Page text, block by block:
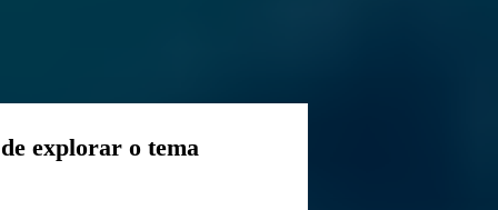
explorar o tema